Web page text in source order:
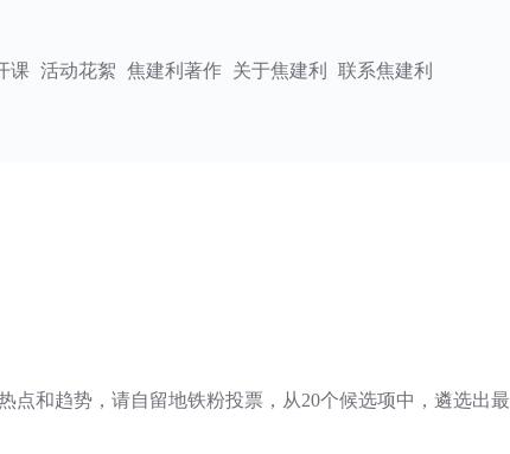
课 活动花絮 焦建利著作 关于焦建利 联系焦建利
点和趋势，请自留地铁粉投票，从20个候选项中，遴选出最